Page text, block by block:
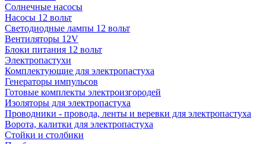
Солнечные насосы
Насосы 12 вольт
Светодиодные лампы 12 вольт
Вентиляторы 12V
Блоки питания 12 вольт
Электропастухи
Комплектующие для электропастуха
Генераторы импульсов
Готовые комплекты электроизгородей
Изоляторы для электропастуха
Проводники - провода, ленты и веревки для электропастуха
Ворота, калитки для электропастуха
Стойки и столбики